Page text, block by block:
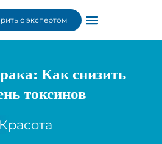
с экспертом
Как снизить
токсинов
Красота